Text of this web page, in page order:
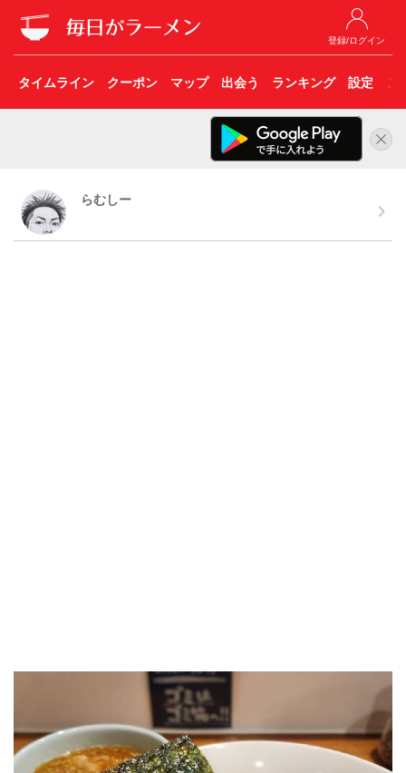
登録/ログイン
タイムライン クーポン マップ 出会う ランキング 設定 こ
らむしー